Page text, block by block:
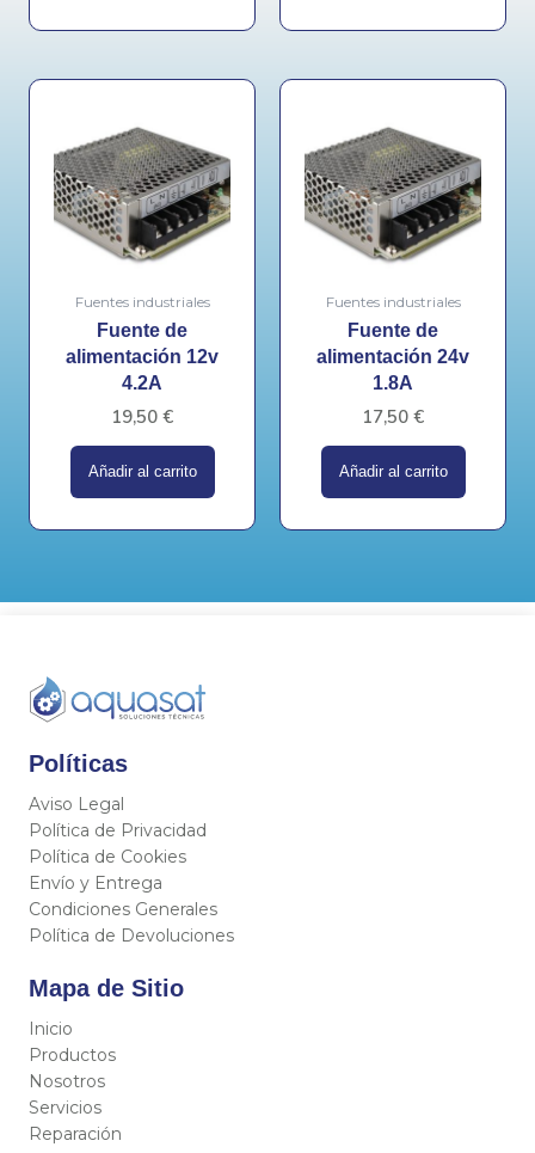
Fuentes industriales
Fuente de
alimentación 12v
4.2A
19,50 €
Añadir al carrito
Fuentes industriales
Fuente de
alimentación 24v
1.8A
17,50 €
Añadir al carrito
Políticas
Aviso Legal
Política de Privacidad
Política de Cookies
Envío y Entrega
Condiciones Generales
Política de Devoluciones
Mapa de Sitio
Inicio
Productos
Nosotros
Servicios
Reparación